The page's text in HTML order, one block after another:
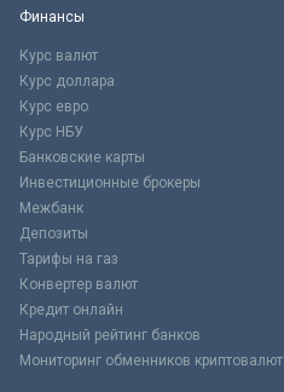
Финансы
Курс валют
Курс доллара
Курс евро
Курс НБУ
Банковские карты
Инвестиционные брокеры
Межбанк
Депозиты
Тарифы на газ
Конвертер валют
Кредит онлайн
Народный рейтинг банков
Мониторинг обменников криптовалют